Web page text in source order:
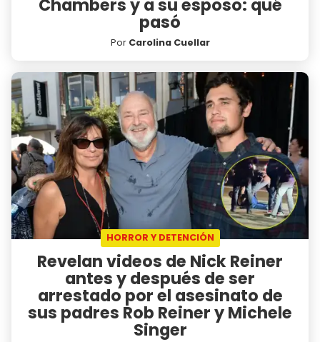
Chambers y a su esposo: qué
pasó
Por Carolina Cuellar
HORROR Y DETENCIÓN
Revelan videos de Nick Reiner
antes y después de ser
arrestado por el asesinato de
sus padres Rob Reiner y Michele
Singer